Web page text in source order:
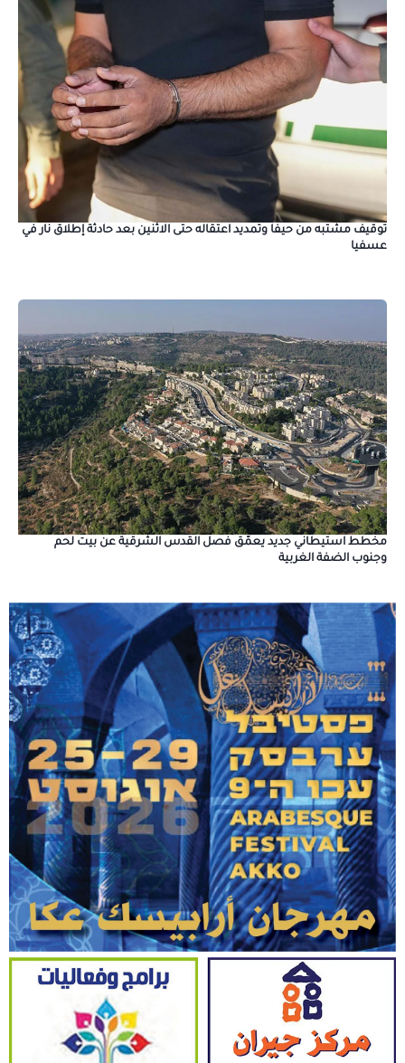
توقيف مشتبه من حيفا وتمديد اعتقاله حتى الاثنين بعد حادثة إطلاق نار في
عسفيا
مخطط استيطاني جديد يعمّق فصل القدس الشرقية عن بيت لحم
وجنوب الضفة الغربية